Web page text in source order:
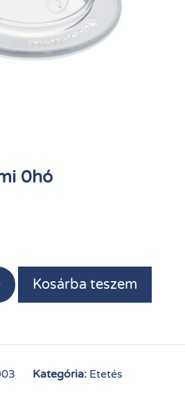
0hó
Kosárba teszem
Kategória: Etetés